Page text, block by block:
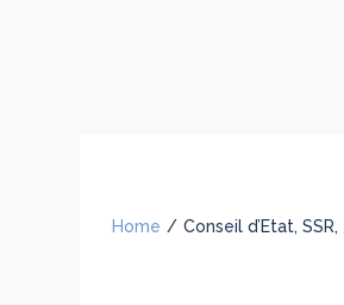
Home / Conseil d’Etat,